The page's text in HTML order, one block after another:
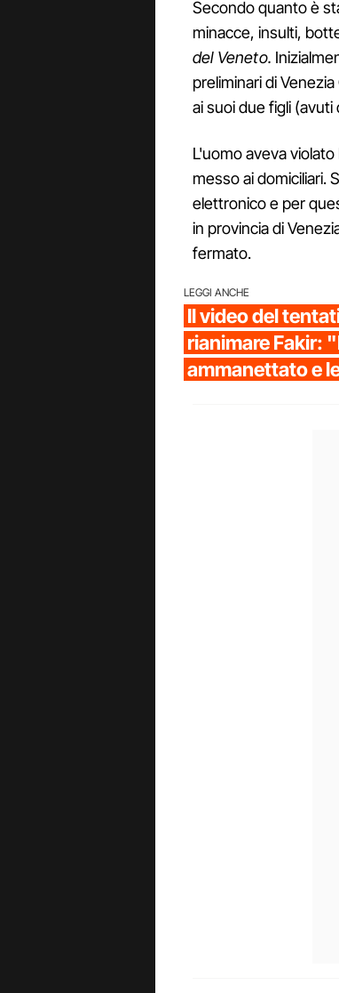
Secondo quanto è
minacce, insulti,
del Veneto.
preliminari di
ai suoi due figli (avuti
L'uomo aveva
messo ai domiciliari.
elettronico e per
in provincia di
fermato.
LEGGI ANCHE
Il video del
rianimare Fakir:
ammanettato e